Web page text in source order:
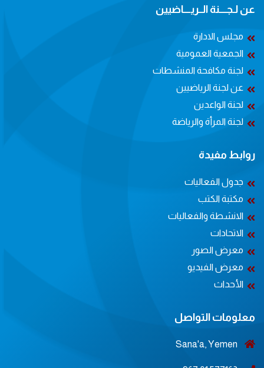
عن لـجــــنة الــريــــاضيين
مجلس الادارة
الجمعية العمومية
لجنة مكافحة المنشطات
عن لجنة الرياضيين
لجنة الواعدين
لجنة المرأة والرياضة
روابط مفيدة
جدول الفعاليات
مكتبة الكتب
الانشطة والفعاليات
الاتحادات
معرض الصور
معرض الفيديو
الأحداث
معلومات التواصل
Sana'a, Yemen